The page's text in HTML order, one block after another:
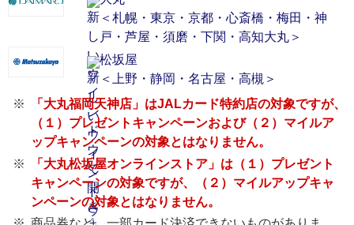
＜札幌・東京・京都・心斎橋・梅田・神
戸・芦屋・須磨・下関・高知大丸＞
松坂屋
＜上野・静岡・名古屋・高槻＞
「大丸福岡天神店」はJALカード特約店の対象ですが、
（１）プレゼントキャンペーンおよび（２）マイルア
ップキャンペーンの対象とはなりません。
「大丸松坂屋オンラインストア」は（１）プレゼント
キャンペーンの対象ですが、（２）マイルアップキャ
ンペーンの対象とはなりません。